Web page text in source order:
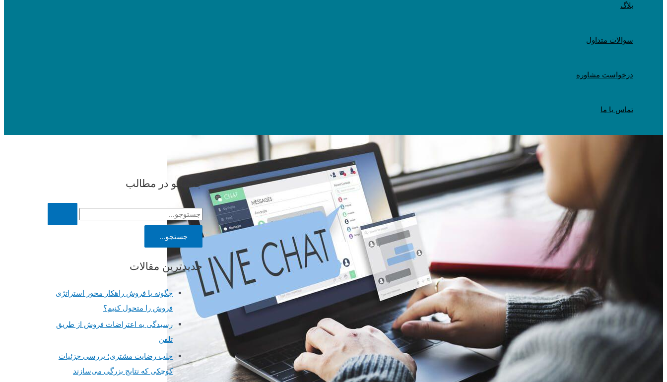
بلاگ
سوالات متداول
درخواست مشاوره
تماس با ما
جستجو در مطالب
ج
س
ت
ج
و
ر
:
جدیدترین مقالات
چگونه با فروش راهکار محور استراتژی
فروش را متحول کنیم؟
رسیدگی به اعتراضات فروش از طریق
تلفن
جلب رضایت مشتری؛ بررسی جزئیات
کوچکی که نتایج بزرگی می‌سازند